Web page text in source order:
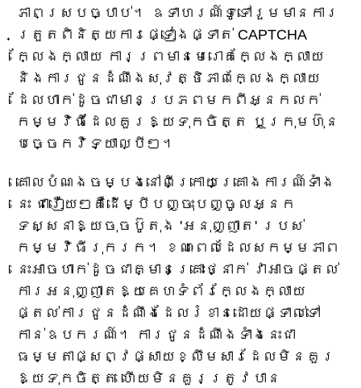
ភាពស្របច្បាប់។ ឧទាហរណ៍ទូទៅរួមមានការ
ត្រួតពិនិត្យការផ្ទៀងផ្ទាត់ CAPTCHA
ក្លែងក្លាយ ការព្រមានមេរោគក្លែងក្លាយ
និងការជូនដំណឹងសុវត្ថិភាពក្លែងក្លាយ
ដែលហាក់ដូចជាមានប្រភពមកពីអ្នកលក់
កម្មវិធីដែលគួរឱ្យទុកចិត្ត ឬក្រុមហ៊ុន
បច្ចេកវិទ្យាល្បីៗ។
គោលបំណងចម្បងនៅពីក្រោយគ្រោងការណ៍ទាំង
នេះ ជារឿយៗគឺដើម្បីបញ្ចុះបញ្ចូលអ្នក
ទស្សនាឱ្យចុចប៊ូតុង 'អនុញ្ញាត' របស់
កម្មវិធីរុករក។ ខណៈពេលដែលសកម្មភាព
នេះអាចហាក់ដូចជាគ្មានគ្រោះថ្នាក់ វាអាចផ្តល់
ការអនុញ្ញាតឱ្យគេហទំព័រក្លែងក្លាយ
ផ្តល់ការជូនដំណឹងដែលរំខានដោយផ្ទាល់ទៅ
កាន់ឧបករណ៍។ ការជូនដំណឹងទាំងនេះជា
ធម្មតាផ្សព្វផ្សាយខ្លឹមសារដែលមិនគួរ
ឱ្យទុកចិត្ត ហើយមិនគួរត្រូវបាន